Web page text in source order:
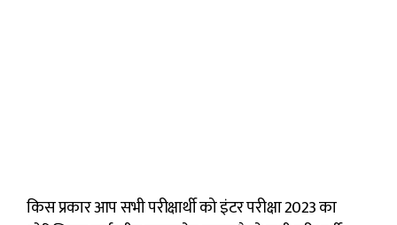
किस प्रकार आप सभी परीक्षार्थी को इंटर परीक्षा 2023 का